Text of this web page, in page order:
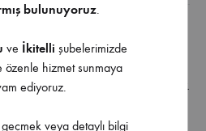
kuru yada ıslak kullanılır.
dayanıklılığa sahiptir.
hızlı zımparalamayı sağlar.
bulunuyoruz
ve İkitelli şubelerimizde
özenle hizmet sunmaya
ediyoruz.
veya detaylı bilgi